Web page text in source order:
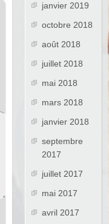
janvier 2019
octobre 2018
août 2018
juillet 2018
mai 2018
mars 2018
janvier 2018
septembre
2017
juillet 2017
mai 2017
avril 2017